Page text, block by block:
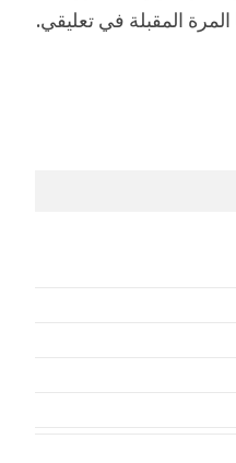
المقبلة في تعليقي.